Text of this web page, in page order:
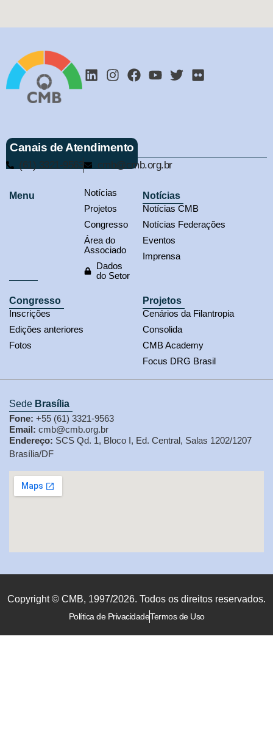
Canais de Atendimento
(61) 3321-9563 cmb@cmb.org.br
Menu
Notícias
Projetos
Congresso
Área do
Associado
Dados
do Setor
Notícias
Notícias CMB
Notícias Federações
Eventos
Imprensa
Congresso
Inscrições
Edições anteriores
Fotos
Projetos
Cenários da Filantropia
Consolida
CMB Academy
Focus DRG Brasil
Sede Brasília
Fone: +55 (61) 3321-9563
Email: cmb@cmb.org.br
Endereço: SCS Qd. 1, Bloco I, Ed. Central, Salas 1202/1207
Brasília/DF
Copyright © CMB, 1997/2026. Todos os direitos reservados.
Política de PrivacidadeTermos de Uso